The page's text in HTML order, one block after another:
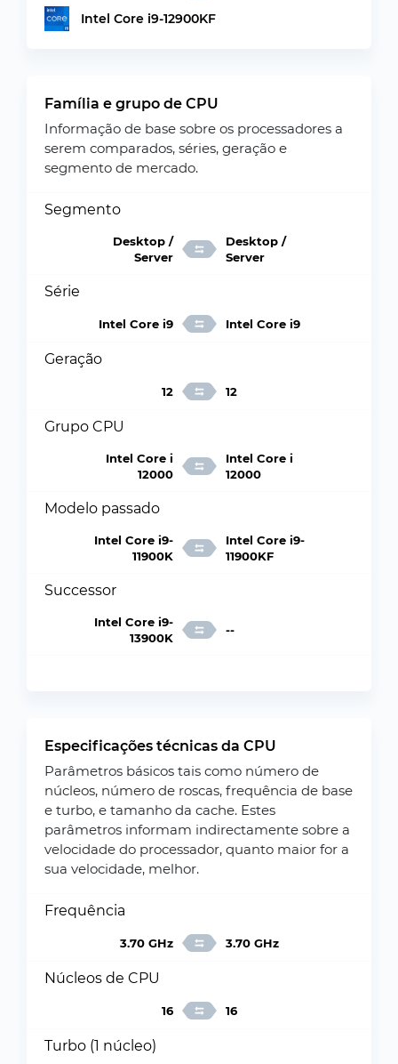
Intel Core i9-12900KF
Família e grupo de CPU
Informação de base sobre os processadores a
serem comparados, séries, geração e
segmento de mercado.
Segmento
Desktop /
Server
Desktop /
Server
Série
Intel Core i9 Intel Core i9
Geração
12 12
Grupo CPU
Intel Core i
12000
Intel Core i
12000
Modelo passado
Intel Core i9-
11900K
Intel Core i9-
11900KF
Successor
Intel Core i9-
13900K
--
Especificações técnicas da CPU
Parâmetros básicos tais como número de
núcleos, número de roscas, frequência de base
e turbo, e tamanho da cache. Estes
parâmetros informam indirectamente sobre a
velocidade do processador, quanto maior for a
sua velocidade, melhor.
Frequência
3.70 GHz 3.70 GHz
Núcleos de CPU
16 16
Turbo (1 núcleo)